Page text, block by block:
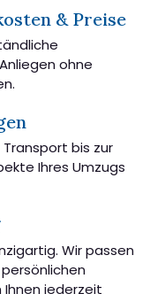
& Preise
ohne
bis zur
Ihres Umzugs
Wir passen
jederzeit